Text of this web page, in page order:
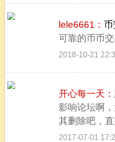
lele6661：
可靠的币币
2018-10-21
开心每一天：
影响论坛啊
其删除吧，
2017-07-01